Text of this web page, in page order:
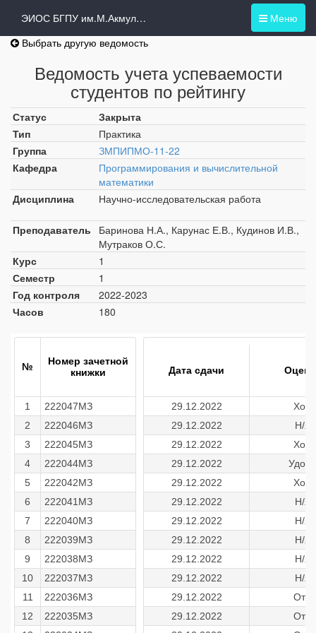
Меню
ЭИОС БГПУ им.М.Акмуллы
Выбрать другую ведомость
Ведомость учета успеваемости
студентов по рейтингу
Статус
Закрыта
Тип
Практика
Группа
ЗМПИПМО-11-22
Кафедра
Программирования и вычислительной
математики
Дисциплина
Научно-исследовательская работа
Преподаватель
Баринова Н.А., Карунас Е.В., Кудинов И.В.,
Мутраков О.С.
Курс
1
Семестр
1
Год контроля
2022-2023
Часов
180
№
Номер зачетной
книжки
1
222047МЗ
2
222046МЗ
3
222045МЗ
4
222044МЗ
5
222042МЗ
6
222041МЗ
7
222040МЗ
8
222039МЗ
9
222038МЗ
10
222037МЗ
11
222036МЗ
12
222035МЗ
Дата сдачи
29.12.2022
Хор
29.12.2022
Н/я
29.12.2022
Хор
29.12.2022
Удовл
29.12.2022
Хор
29.12.2022
Н/я
29.12.2022
Н/я
29.12.2022
Н/я
29.12.2022
Н/я
29.12.2022
Н/я
29.12.2022
Отл
29.12.2022
Отл